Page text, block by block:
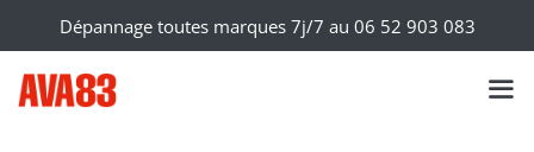
Dépannage toutes marques 7j/7 au 06 52 903 083